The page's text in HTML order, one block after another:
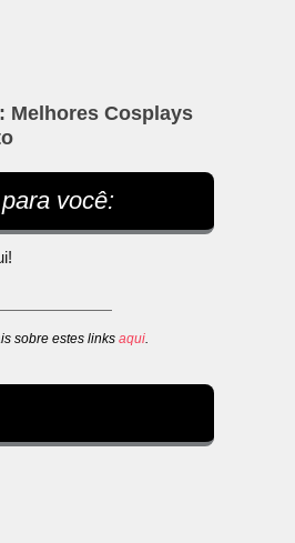
Melhores Cosplays
você:
sobre estes linksaqui.